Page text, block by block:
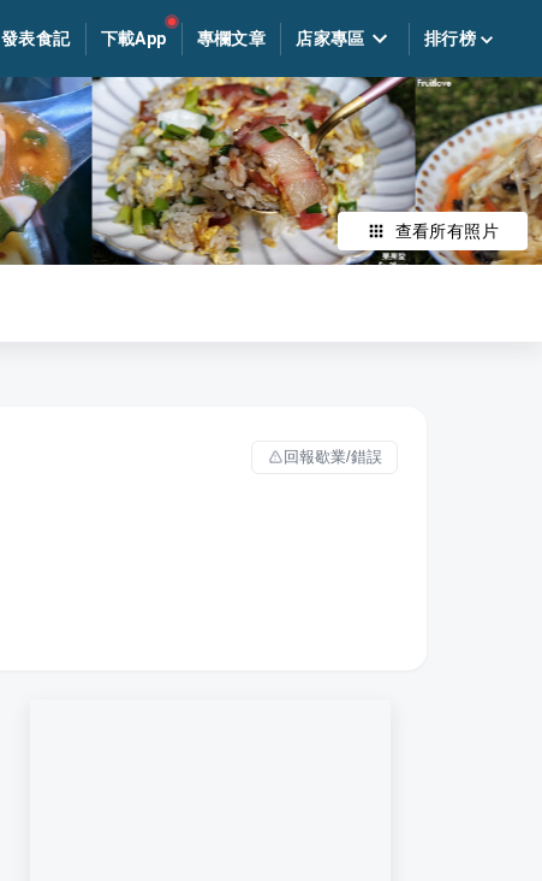
發表食記 下載App 專欄文章 店家專區 排行榜
查看所有照片
回報歇業/錯誤